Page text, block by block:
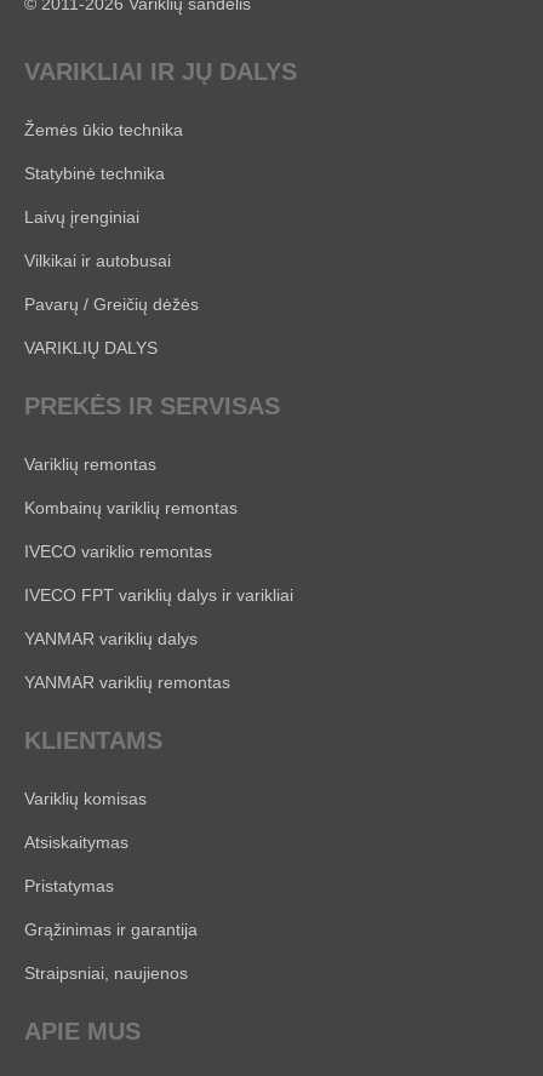
VARIKLIAI IR JŲ DALYS
Žemės ūkio technika
Statybinė technika
Laivų įrenginiai
Vilkikai ir autobusai
Pavarų / Greičių dėžės
VARIKLIŲ DALYS
PREKĖS IR SERVISAS
Variklių remontas
Kombainų variklių remontas
IVECO variklio remontas
IVECO FPT variklių dalys ir varikliai
YANMAR variklių dalys
YANMAR variklių remontas
KLIENTAMS
Variklių komisas
Atsiskaitymas
Pristatymas
Grąžinimas ir garantija
Straipsniai, naujienos
APIE MUS